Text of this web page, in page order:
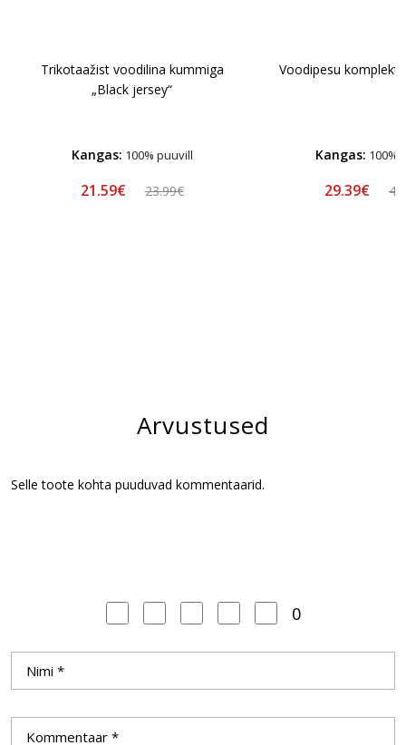
Trikotaažist voodilina kummiga
„Black jersey“
Kangas: 100% puuvill
21.59€ 23.99€
Voodipesu komplekt
Kangas: 100%
29.39€
Arvustused
Selle toote kohta puuduvad kommentaarid.
0